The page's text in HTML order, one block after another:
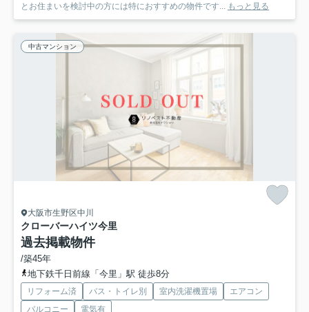
とお住まいを検討中の方には特におすすめの物件です... もっと見る
中古マンション
大阪市生野区中川
クローバーハイツ今里
過去掲載物件
/築45年
地下鉄千日前線「今里」駅 徒歩8分
リフォーム済 バス・トイレ別 室内洗濯機置場
エアコン
バルコニー
電気有